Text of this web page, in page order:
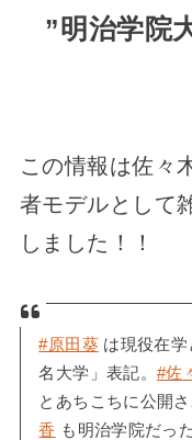
”明治学院
この情報は佐々
者モデルとして
しました！！
#原田葵は現役在学
名大学」表記。 #佐
とあちこちに公開
香 も明治学院だっ